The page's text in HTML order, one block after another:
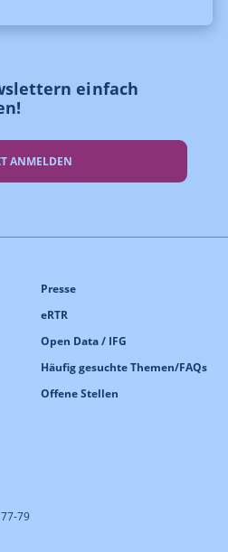
einfach
ANMELDEN
79
Presse
eRTR
Open Data / IFG
Häufig gesuchte Themen/FAQs
Offene Stellen